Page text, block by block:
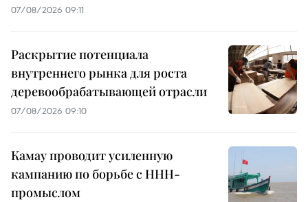
07/08/2026 09:11
Раскрытие потенциала
внутреннего рынка для роста
деревообрабатывающей отрасли
07/08/2026 09:10
Камау проводит усиленную
кампанию по борьбе с ННН-
промыслом